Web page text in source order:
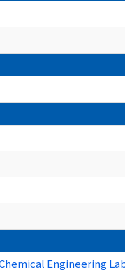
Engineering